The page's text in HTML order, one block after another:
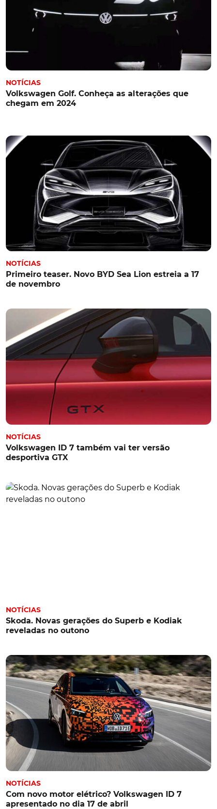
NOTÍCIAS
Volkswagen Golf. Conheça as alterações que
chegam em 2024
NOTÍCIAS
Primeiro teaser. Novo BYD Sea Lion estreia a 17
de novembro
NOTÍCIAS
Volkswagen ID 7 também vai ter versão
desportiva GTX
NOTÍCIAS
Skoda. Novas gerações do Superb e Kodiak
reveladas no outono
NOTÍCIAS
Com novo motor elétrico? Volkswagen ID 7
apresentado no dia 17 de abril